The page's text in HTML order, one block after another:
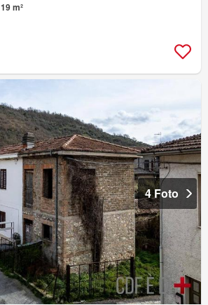
m²
4 Foto